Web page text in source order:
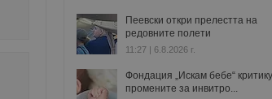
Пеевски откри прелестта на
редовните полети
11:27 | 6.8.2026 г.
Фондация „Искам бебе“
промените за инвитро...